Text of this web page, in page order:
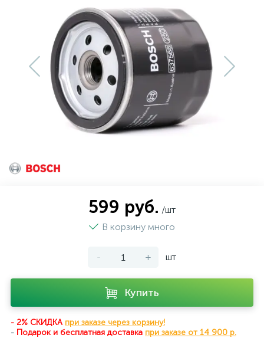
599 руб. /шт
В корзину много
- + шт
Купить
- 2% СКИДКА при заказе через корзину!
- Подарок и бесплатная доставка при заказе от 14 900 р.